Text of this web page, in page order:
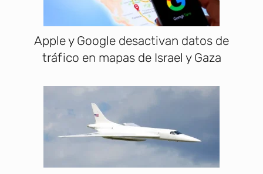
Apple y Google desactivan datos de
tráfico en mapas de Israel y Gaza